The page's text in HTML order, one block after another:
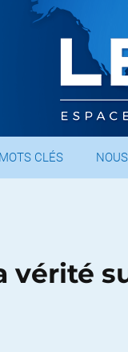
MOTS CLÉS
vérité